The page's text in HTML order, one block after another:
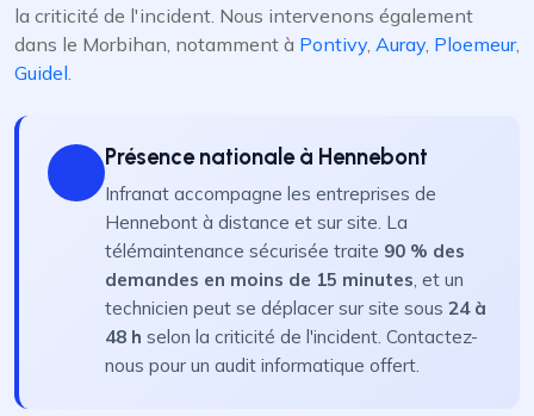
la criticité de l'incident. Nous intervenons également
dans le Morbihan, notamment à Pontivy, Auray, Ploemeur,
Guidel.
Présence nationale à Hennebont
Infranat accompagne les entreprises de
Hennebont à distance et sur site. La
télémaintenance sécurisée traite 90 % des
demandes en moins de 15 minutes, et un
technicien peut se déplacer sur site sous 24 à
48 h selon la criticité de l'incident. Contactez-
nous pour un audit informatique offert.